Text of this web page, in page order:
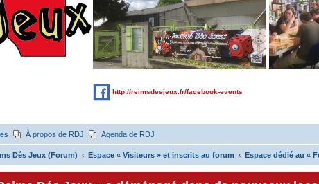
http://reimsdesjeux.fr/facebook-events
À propos de RDJ Agenda de RDJ
Dés Jeux (Forum) Espace « Visiteurs » et inscrits au forum Espace dédié au «